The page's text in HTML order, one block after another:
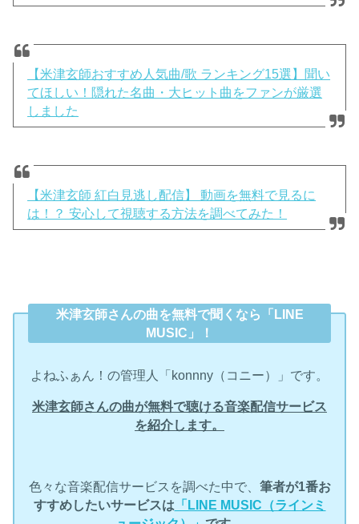
【米津玄師おすすめ人気曲/歌 ランキング15選】聞い
てほしい！隠れた名曲・大ヒット曲をファンが厳選
しました
【米津玄師 紅白見逃し配信】 動画を無料で見るに
は！？ 安心して視聴する方法を調べてみた！
米津玄師さんの曲を無料で聞くなら「LINE
MUSIC」！
よねふぁん！の管理人「konnny（コニー）」です。
米津玄師さんの曲が無料で聴ける音楽配信サービス
を紹介します。
色々な音楽配信サービスを調べた中で、 筆者が1番お
すすめしたいサービスは 「LINE MUSIC（ラインミ